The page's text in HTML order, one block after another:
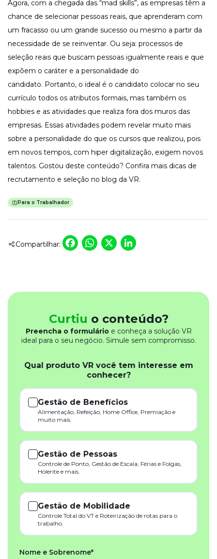
Agora, com a chegada das “mad skills”, as empresas têm a
chance de selecionar pessoas reais, que aprenderam com
um fracasso ou um grande sucesso ou mesmo a partir da
necessidade de se reinventar. Ou seja: processos de
seleção reais que buscam pessoas igualmente reais e que
expõem o caráter e a personalidade do
candidato. Portanto, o ideal é o candidato colocar no seu
currículo todos os atributos formais, mas também os
hobbies e as atividades que realiza fora dos muros das
empresas. Essas atividades podem revelar muito mais
sobre a personalidade do que os cursos que realizou, pois
em novos tempos, com hiper digitalização, exigem novos
talentos. Gostou deste conteúdo? Confira mais dicas de
recrutamento e seleção no blog da VR.
Para o Trabalhador
Compartilhar: Facebook
WhatsApp
X
Curtiu o conteúdo?
Preencha o formulárioe conheça a solução VR
ideal para o seu negócio. Simule sem compromisso.
Qual produto VR você tem interesse em
conhecer?
Gestão de Benefícios
Alimentação, Refeição, Home Office, Premiação e
muito mais.
Gestão de Pessoas
Controle de Ponto, Gestão de Escala, Férias e Folgas,
Holerite e mais.
Gestão de Mobilidade
Controle Total do VT e Roteirização de rotas para o
trabalho.
Nome e Sobrenome*